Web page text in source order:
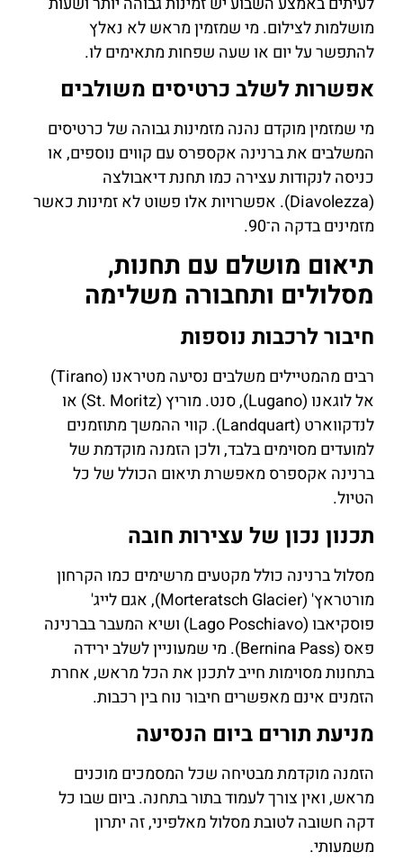
מושלמות לצילום. מי שמזמין מראש לא נאלץ
להתפשר על יום או שעה שפחות מתאימים לו.
אפשרות לשלב כרטיסים משולבים
מי שמזמין מוקדם נהנה מזמינות גבוהה של כרטיסים
המשלבים את ברנינה אקספרס עם קווים נוספים, או
כניסה לנקודות עצירה כמו תחנת דיאבולצה
(Diavolezza). אפשרויות אלו פשוט לא זמינות כאשר
מזמינים בדקה ה־90.
תיאום מושלם עם תחנות,
מסלולים ותחבורה משלימה
חיבור לרכבות נוספות
רבים מהמטיילים משלבים נסיעה מטיראנו (Tirano)
אל לוגאנו (Lugano), סנט. מוריץ (St. Moritz) או
לנדקווארט (Landquart). קווי ההמשך מתוזמנים
למועדים מסוימים בלבד, ולכן הזמנה מוקדמת של
ברנינה אקספרס מאפשרת תיאום הכולל של כל
הטיול.
תכנון נכון של עצירות חובה
מסלול ברנינה כולל מקטעים מרשימים כמו הקרחון
מורטראץ' (Morteratsch Glacier), אגם לייג'
פוסקיאבו (Lago Poschiavo) ושיא המעבר בברנינה
פאס (Bernina Pass). מי שמעוניין לשלב ירידה
בתחנות מסוימות חייב לתכנן את הכל מראש, אחרת
הזמנים אינם מאפשרים חיבור נוח בין רכבות.
מניעת תורים ביום הנסיעה
הזמנה מוקדמת מבטיחה שכל המסמכים מוכנים
מראש, ואין צורך לעמוד בתור בתחנה. ביום שבו כל
דקה חשובה לטובת מסלול מאלפיני, זה יתרון
משמעותי.